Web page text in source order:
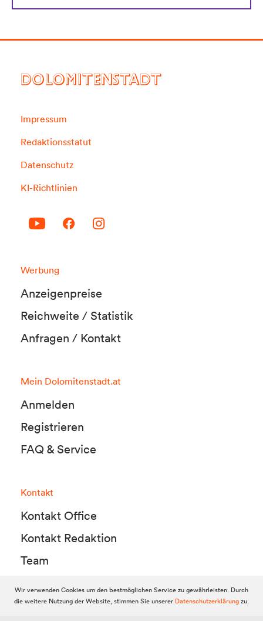
DOLOMITENSTADT
Impressum
Redaktionsstatut
Datenschutz
KI-Richtlinien
Werbung
Anzeigenpreise
Reichweite / Statistik
Anfragen / Kontakt
Mein Dolomitenstadt.at
Anmelden
Registrieren
FAQ & Service
Kontakt
Kontakt Office
Kontakt Redaktion
Team
© 2010-2026 Dolomitenstadt.at
Wir verwenden Cookies um den bestmöglichen Service zu gewährleisten. Durch
die weitere Nutzung der Website, stimmen Sie unserer Datenschutzerklärungzu.